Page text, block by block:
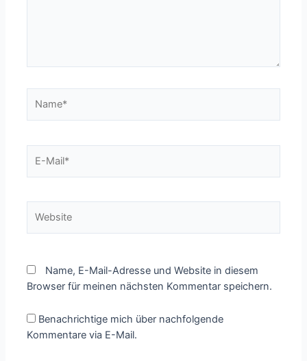
Mail*
Name, E-Mail-Adresse und Website in diesem
Browser für meinen nächsten Kommentar speichern.
Benachrichtige mich über nachfolgende
Kommentare via E-Mail.